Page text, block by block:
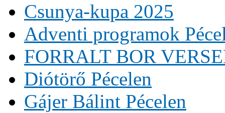
Csunya-kupa 2025
Adventi programok
FORRALT BOR
Diótörő Pécelen
Gájer Bálint Pécelen